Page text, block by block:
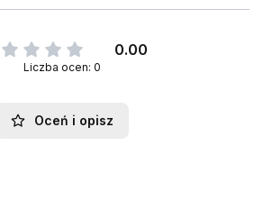
0.00
Liczba ocen: 0
Oceń i opisz